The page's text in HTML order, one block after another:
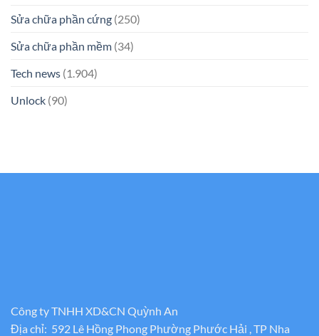
Sửa chữa phần cứng (250)
Sửa chữa phần mềm (34)
Tech news (1.904)
Unlock (90)
Công ty TNHH XD&CN Quỳnh An
Địa chỉ: 592 Lê Hồng Phong Phường Phước Hải , TP Nha